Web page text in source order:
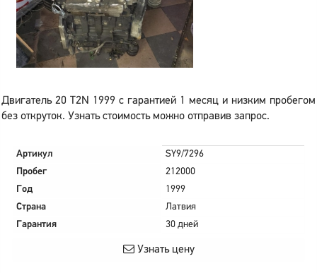
Двигатель 20 T2N 1999 с гарантией 1 месяц и низким пробегом
без откруток. Узнать стоимость можно отправив запрос.
Артикул
SY9/7296
Пробег
212000
Год
1999
Страна
Латвия
Гарантия
30 дней
Узнать цену